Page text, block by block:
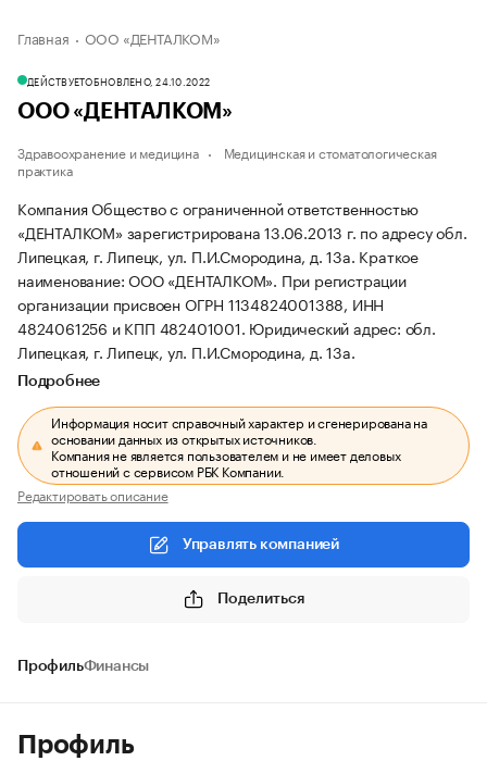
Главная ООО «ДЕНТАЛКОМ»
ДЕЙСТВУЕТОБНОВЛЕНО, 24.10.2022
ООО «ДЕНТАЛКОМ»
Здравоохранение и медицина
Медицинская и стоматологическая
практика
Компания Общество с ограниченной ответственностью
«ДЕНТАЛКОМ» зарегистрирована 13.06.2013 г. по адресу обл.
Липецкая, г. Липецк, ул. П.И.Смородина, д. 13а. Краткое
наименование: ООО «ДЕНТАЛКОМ». При регистрации
организации присвоен ОГРН 1134824001388, ИНН
4824061256 и КПП 482401001. Юридический адрес: обл.
Липецкая, г. Липецк, ул. П.И.Смородина, д. 13а.
Подробнее
Информация носит справочный характер и сгенерирована на
основании данных из открытых источников.
Компания не является пользователем и не имеет деловых
отношений с сервисом РБК Компании.
Редактировать описание
Управлять компанией
Поделиться
ПрофильФинансы
Профиль